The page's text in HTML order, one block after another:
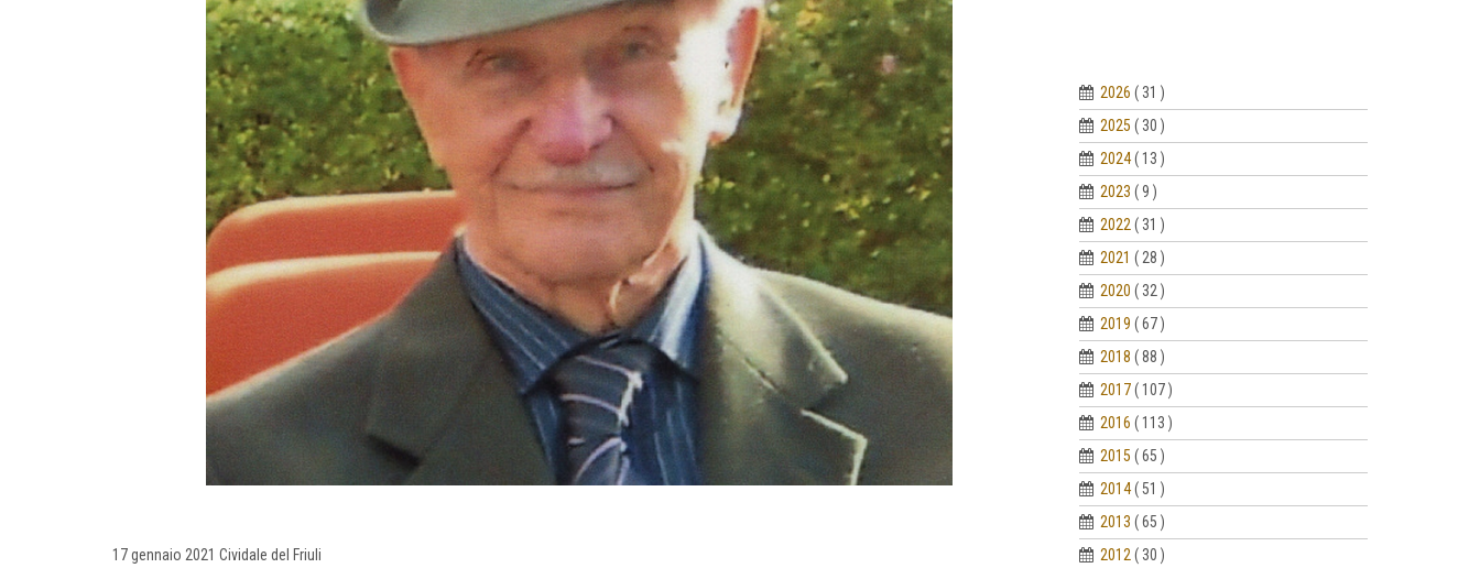
17 gennaio 2021 Cividale del Friuli
2026 ( 31 )
2025 ( 30 )
2024 ( 13 )
2023 ( 9 )
2022 ( 31 )
2021 ( 28 )
2020 ( 32 )
2019 ( 67 )
2018 ( 88 )
2017 ( 107 )
2016 ( 113 )
2015 ( 65 )
2014 ( 51 )
2013 ( 65 )
2012 ( 30 )